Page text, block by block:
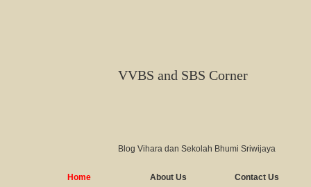
VVBS and SBS Corner
Blog Vihara dan Sekolah Bhumi Sriwijaya
Home About Us Contact Us